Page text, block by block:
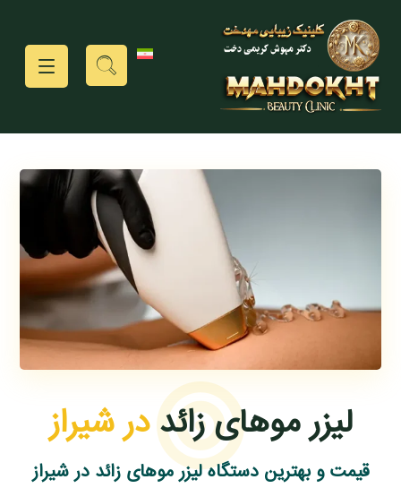
لیزر موهای زائددر شیراز
قیمت و بهترین دستگاه لیزر موهای زائد در شیراز